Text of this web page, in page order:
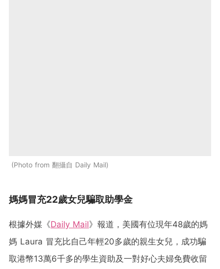
Photo from 翻攝自 Daily Mail
媽媽冒充22歲女兒騙取助學金
根據外媒《Daily Mail》報道，美國有位現年48歲的媽
媽 Laura 冒充比自己年輕20多歲的親生女兒，成功騙
取港幣13萬6千多的學生資助及一對好心夫婦免費收留